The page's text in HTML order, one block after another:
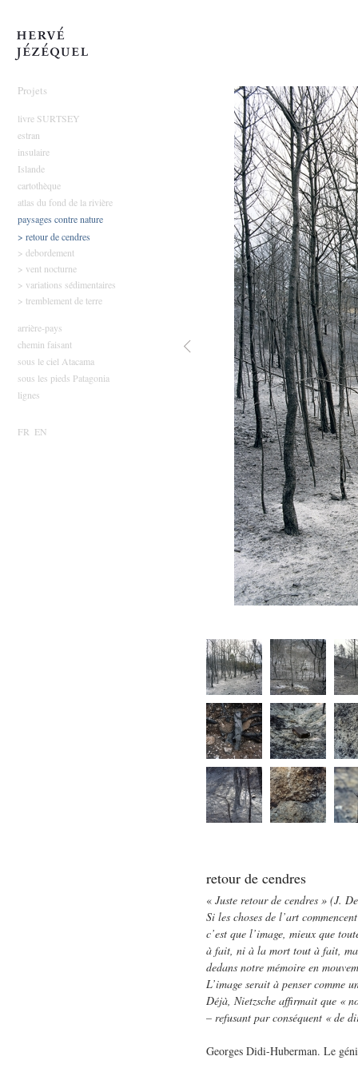
Projets
livre SURTSEY
estran
insulaire
Islande
cartothèque
atlas du fond de la rivière
paysages contre nature
> retour de cendres
> debordement
> vent nocturne
> variations sédimentaires
> tremblement de terre
arrière-pays
chemin faisant
sous le ciel Atacama
sous les pieds Patagonia
lignes
FR EN
retour de cendres
« Juste retour de cendres » (J.
Si les choses de l’art
c’est que l’image, mieux que
à fait, ni à la mort tout à fait,
dedans notre mémoire en
L’image serait à penser comme
Déjà, Nietzsche affirmait que «
– refusant par conséquent « de
Georges Didi-Huberman. Le